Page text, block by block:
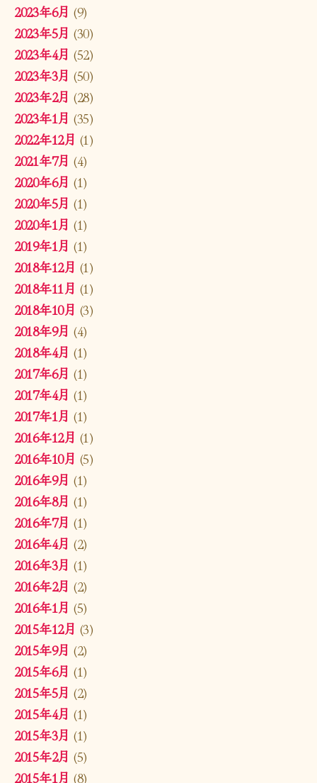
2023年6月 (9)
2023年5月 (30)
2023年4月 (52)
2023年3月 (50)
2023年2月 (28)
2023年1月 (35)
2022年12月 (1)
2021年7月 (4)
2020年6月 (1)
2020年5月 (1)
2020年1月 (1)
2019年1月 (1)
2018年12月 (1)
2018年11月 (1)
2018年10月 (3)
2018年9月 (4)
2018年4月 (1)
2017年6月 (1)
2017年4月 (1)
2017年1月 (1)
2016年12月 (1)
2016年10月 (5)
2016年9月 (1)
2016年8月 (1)
2016年7月 (1)
2016年4月 (2)
2016年3月 (1)
2016年2月 (2)
2016年1月 (5)
2015年12月 (3)
2015年9月 (2)
2015年6月 (1)
2015年5月 (2)
2015年4月 (1)
2015年3月 (1)
2015年2月 (5)
2015年1月 (8)